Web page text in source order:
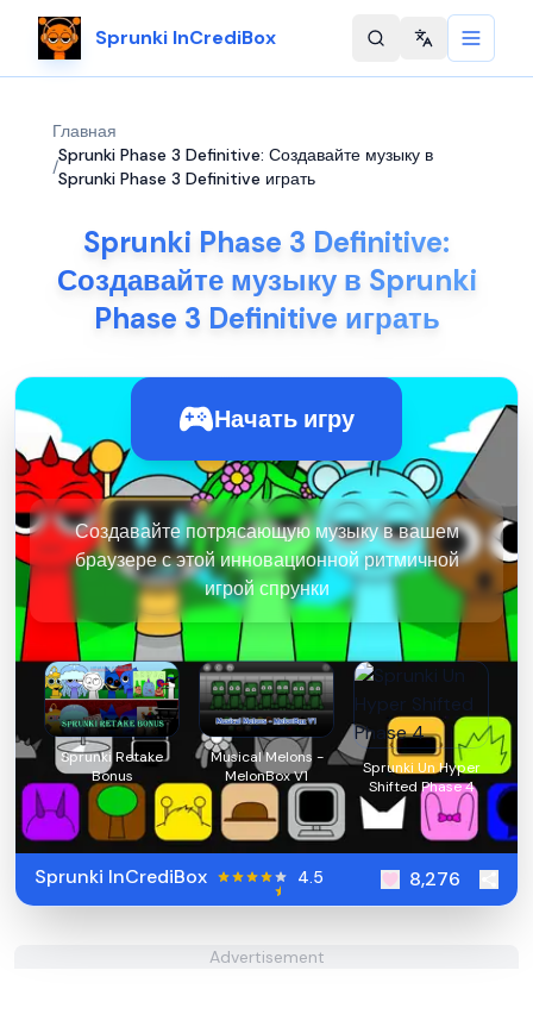
Sprunki InCrediBox Change
Главная
/
Sprunki Phase 3 Definitive: Создавайте музыку в
Sprunki Phase 3 Definitive играть
Sprunki Phase 3 Definitive:
Создавайте музыку в Sprunki
Phase 3 Definitive играть
Начать игру
Создавайте потрясающую музыку в вашем
браузере с этой инновационной ритмичной
игрой спрунки
Sprunki Retake
Bonus
Musical Melons -
MelonBox V1
Sprunki Un Hyper
Shifted Phase 4
Sprunki InCrediBox 4.5 8,276
Advertisement